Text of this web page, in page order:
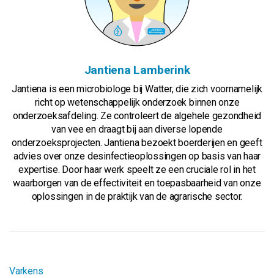
Jantiena Lamberink
Jantiena is een microbiologe bij Watter, die zich voornamelijk
richt op wetenschappelijk onderzoek binnen onze
onderzoeksafdeling. Ze controleert de algehele gezondheid
van vee en draagt bij aan diverse lopende
onderzoeksprojecten. Jantiena bezoekt boerderijen en geeft
advies over onze desinfectieoplossingen op basis van haar
expertise. Door haar werk speelt ze een cruciale rol in het
waarborgen van de effectiviteit en toepasbaarheid van onze
oplossingen in de praktijk van de agrarische sector.
Varkens